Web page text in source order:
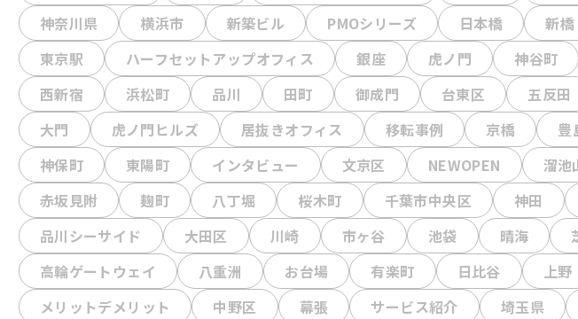
神奈川県
横浜市 新築ビル PMOシリーズ 日本橋 新橋
東京駅
ハーフセットアップオフィス 銀座 虎ノ門 神谷町
西新宿
浜松町 品川 田町 御成門 台東区 五反田
大門
虎ノ門ヒルズ 居抜きオフィス 移転事例 京橋 豊
神保町
東陽町 インタビュー 文京区 NEWOPEN 溜池
赤坂見附
麹町 八丁堀 桜木町 千葉市中央区 神田
品川シーサイド
大田区 川崎 市ヶ谷 池袋 晴海
高輪ゲートウェイ
八重洲 お台場 有楽町 日比谷 上野
メリットデメリット
中野区 幕張 サービス紹介 埼玉県